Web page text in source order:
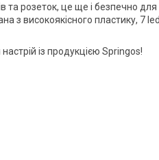
розеток, це ще і безпечно для
з високоякісного пластику, 7
із продукцією Springos!